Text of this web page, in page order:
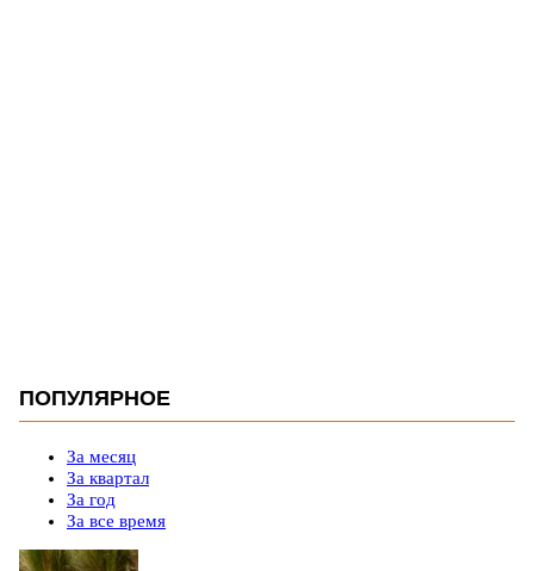
ПОПУЛЯРНОЕ
За месяц
За квартал
За год
За все время